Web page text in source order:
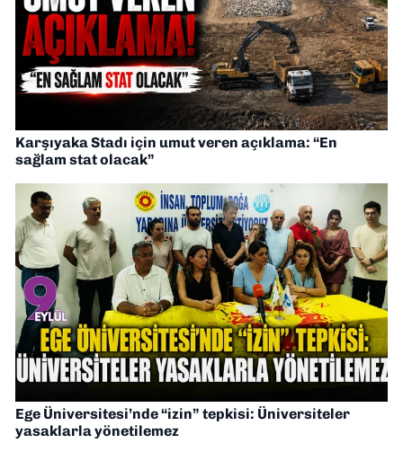
Karşıyaka Stadı için umut veren açıklama: “En
sağlam stat olacak”
Ege Üniversitesi’nde “izin” tepkisi: Üniversiteler
yasaklarla yönetilemez